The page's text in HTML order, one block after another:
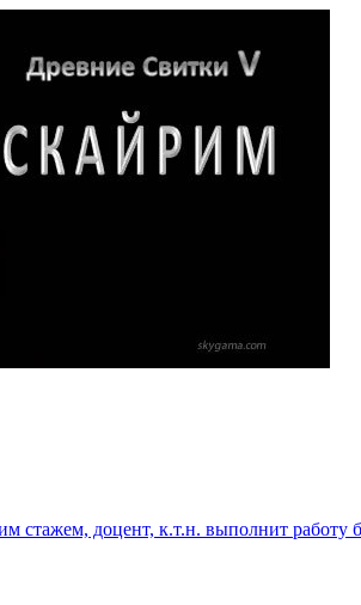
стажем, доцент, к.т.н. выполнит работу